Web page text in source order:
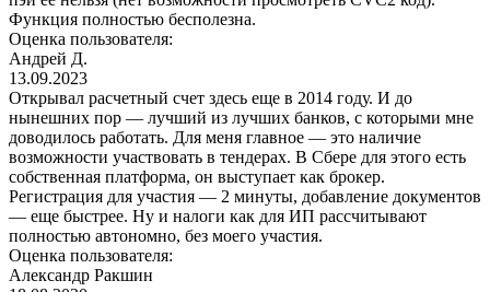
Функция полностью бесполезна.
Оценка пользователя:
Андрей Д.
13.09.2023
Открывал расчетный счет здесь еще в 2014 году. И до
нынешних пор — лучший из лучших банков, с которыми мне
доводилось работать. Для меня главное — это наличие
возможности участвовать в тендерах. В Сбере для этого есть
собственная платформа, он выступает как брокер.
Регистрация для участия — 2 минуты, добавление документов
— еще быстрее. Ну и налоги как для ИП рассчитывают
полностью автономно, без моего участия.
Оценка пользователя:
Александр Ракшин